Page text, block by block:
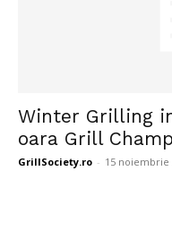
Winter Grilling
oara Grill
GrillSociety.ro - 15 noiembrie